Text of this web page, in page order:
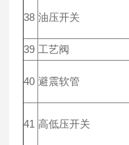
38 油压开关
39 工艺阀
40 避震软管
41 高低压开关